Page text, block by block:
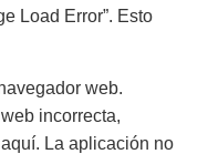
Load Error”. Esto
web.
incorrecta,
La aplicación no